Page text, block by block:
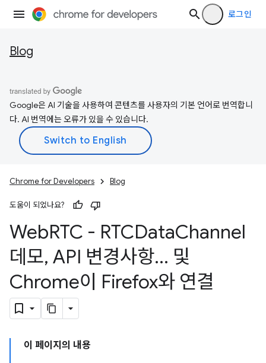
로그인
Blog
Google은 AI 기술을 사용하여 콘텐츠를 사용자의 기본 언어로 번역합니
다. AI 번역에는 오류가 있을 수 있습니다.
Chrome for Developers Blog
도움이 되었나요?
WebRTC - RTCDataChannel
데모, API 변경사항... 및
Chrome이 Firefox와 연결
이 페이지의 내용